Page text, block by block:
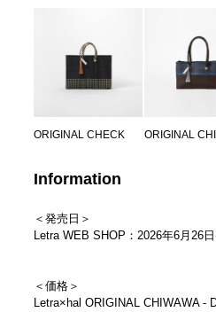
ORIGINAL CHECK ORIGINAL
Information
＜発売日＞
Letra WEB SHOP：2026年6月26
＜価格＞
Letra×hal ORIGINAL CHIWAWA -